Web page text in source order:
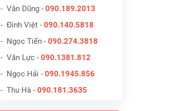
- Văn Dũng - 090.189.2013
- Đình Việt - 090.140.5818
- Ngọc Tiến - 090.274.3818
- Văn Lực - 090.1381.812
- Ngọc Hải - 090.1945.856
- Thu Hà - 090.181.3635